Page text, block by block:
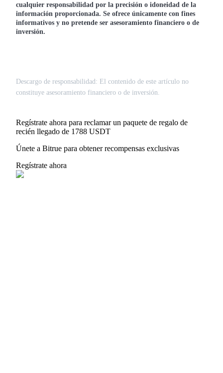
cualquier responsabilidad por la precisión o idoneidad de la
información proporcionada. Se ofrece únicamente con fines
informativos y no pretende ser asesoramiento financiero o de
inversión.
Descargo de responsabilidad: El contenido de este artículo no
constituye asesoramiento financiero o de inversión.
Regístrate ahora para reclamar un paquete de regalo de
recién llegado de 1788 USDT
Únete a Bitrue para obtener recompensas exclusivas
Regístrate ahora